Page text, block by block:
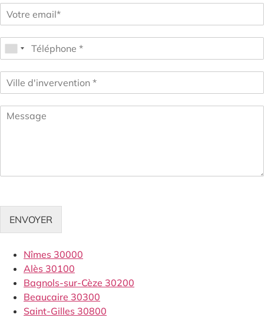
ENVOYER
Nîmes 30000
Alès 30100
Bagnols-sur-Cèze 30200
Beaucaire 30300
Saint-Gilles 30800